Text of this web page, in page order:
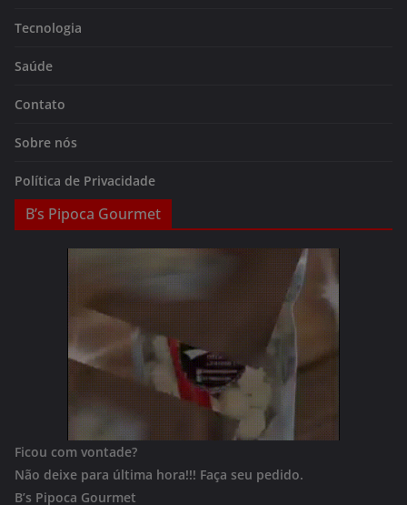
Tecnologia
Saúde
Contato
Sobre nós
Política de Privacidade
B’s Pipoca Gourmet
Ficou com vontade?
Não deixe para última hora!!! Faça seu pedido.
B’s Pipoca Gourmet